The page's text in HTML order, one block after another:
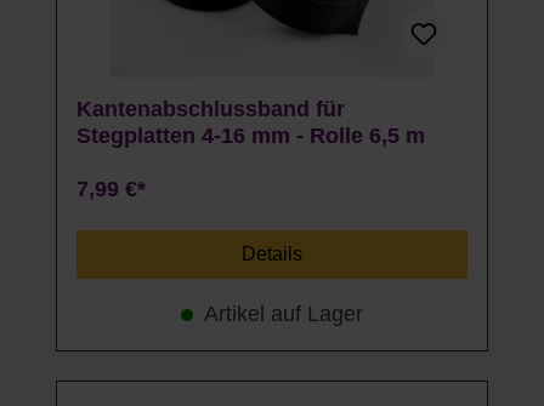
Kantenabschlussband für
Stegplatten 4-16 mm - Rolle 6,5 m
7,99 €*
Details
Artikel auf Lager